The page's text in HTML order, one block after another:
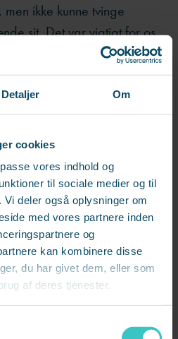
Detaljer Om
cookies
vores indhold og
til sociale medier og til
deler også oplysninger om
med vores partnere inden
og
kan kombinere disse
du har givet dem, eller som
af deres tjenester.
ikke kunne tvinge
sit. Det var vigtigt for os,
mulighed for at aflæse
mimik, siger hun.
blev der også udarbejdet et
Papiret skulle sikre en rød
alle medarbejderne fik på
Talepapiret var
versioner, så der var en
opsiges, dem der gik fri
fortsat var uafklaret.